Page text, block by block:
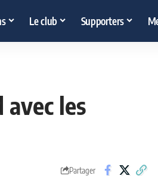
Le club Supporters
les
Partager